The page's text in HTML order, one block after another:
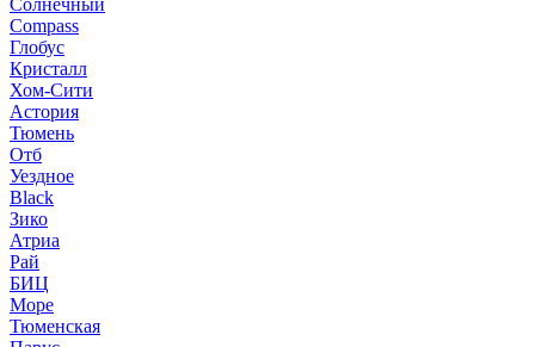
Солнечный
Compass
Глобус
Кристалл
Хом-Сити
Астория
Тюмень
Отб
Уездное
Black
Зико
Атриа
Рай
БИЦ
Море
Тюменская